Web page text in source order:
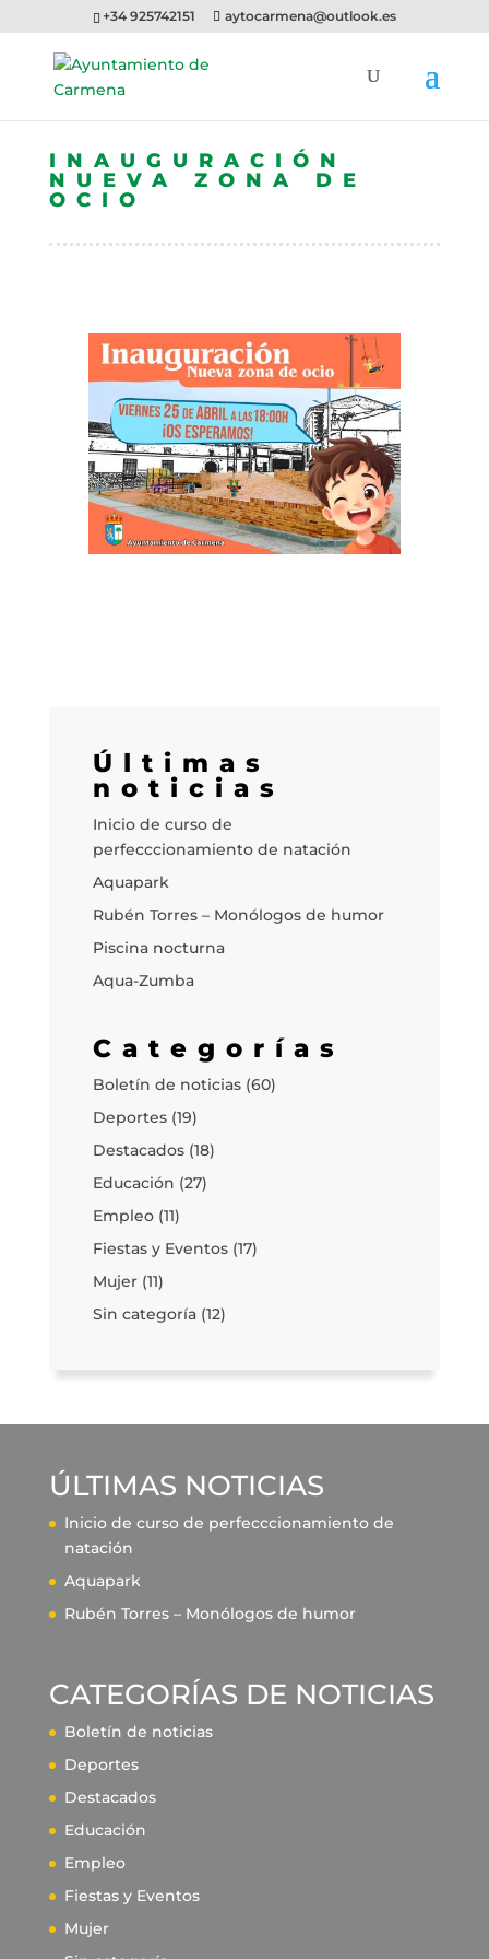
+34 925742151 aytocarmena@outlook.es
INAUGURACIÓN
NUEVA ZONA DE
OCIO
Últimas
noticias
Inicio de curso de
perfecccionamiento de natación
Aquapark
Rubén Torres – Monólogos de humor
Piscina nocturna
Aqua-Zumba
Categorías
Boletín de noticias(60)
Deportes(19)
Destacados(18)
Educación (27)
Empleo(11)
Fiestas y Eventos(17)
Mujer(11)
Sin categoría(12)
ÚLTIMAS NOTICIAS
Inicio de curso de perfecccionamiento de
natación
Aquapark
Rubén Torres – Monólogos de humor
CATEGORÍAS DE NOTICIAS
Boletín de noticias
Deportes
Destacados
Educación
Empleo
Fiestas y Eventos
Mujer